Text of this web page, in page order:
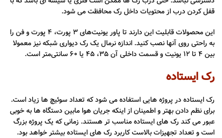
قفل کردن درب از محتویات داخل رک محافظت می شود.
این محصولات قابلیت این دارند تا پاور یونیت‌های 3 پورت، 4 پورت و فن را
به راحتی روی آنها نصب کنید. اندازه نرمال یک رک دیواری شبکه نیز معمولا
بین 4 تا 12 یونیت و قسمت داخلی آن 35، 45 یا 60 سانتی‌متر است.
رک ایستاده
رک ایستاده در پروژه هایی استفاده می شود که تعداد سوئیچ ها زیاد است.
برای نظم دادن بهتر و اطمینان از اینکه جریان هوا مابین دستگاه ها به خوبی
عبور می کند رک های ایستاده مناسب تر هستند. زمانی که یک پروژه بزرگ
است و تعداد تجهیزات بالاست کاربرد رک های ایستاده بیشتر خواهد بود.